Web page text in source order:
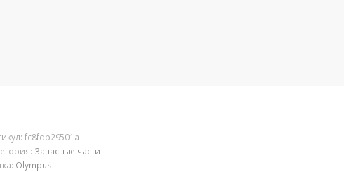
fc8fdb29501a
Запасные части
Olympus